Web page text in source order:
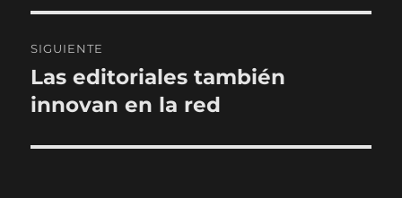
SIGUIENTE
Entrada
siguiente:
Las editoriales también
innovan en la red